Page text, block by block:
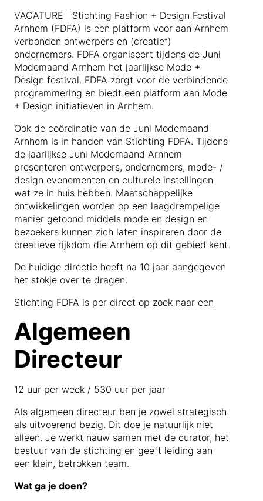
VACATURE | Stichting Fashion + Design Festival
Arnhem (FDFA) is een platform voor aan Arnhem
verbonden ontwerpers en (creatief)
ondernemers. FDFA organiseert tijdens de Juni
Modemaand Arnhem het jaarlijkse Mode +
Design festival. FDFA zorgt voor de verbindende
programmering en biedt een platform aan Mode
+ Design initiatieven in Arnhem.
Ook de coördinatie van de Juni Modemaand
Arnhem is in handen van Stichting FDFA. Tijdens
de jaarlijkse Juni Modemaand Arnhem
presenteren ontwerpers, ondernemers, mode- /
design evenementen en culturele instellingen
wat ze in huis hebben. Maatschappelijke
ontwikkelingen worden op een laagdrempelige
manier getoond middels mode en design en
bezoekers kunnen zich laten inspireren door de
creatieve rijkdom die Arnhem op dit gebied kent.
De huidige directie heeft na 10 jaar aangegeven
het stokje over te dragen.
Stichting FDFA is per direct op zoek naar een
Algemeen
Directeur
12 uur per week / 530 uur per jaar
Als algemeen directeur ben je zowel strategisch
als uitvoerend bezig. Dit doe je natuurlijk niet
alleen. Je werkt nauw samen met de curator, het
bestuur van de stichting en geeft leiding aan
een klein, betrokken team.
Wat ga je doen?